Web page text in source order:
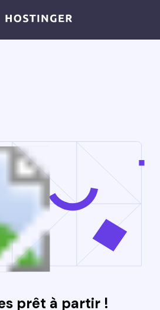
prêt à partir !